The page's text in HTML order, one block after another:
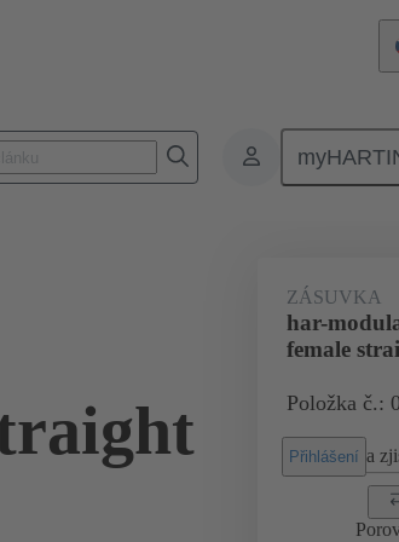
Produkty Připojení
ZÁSUVKA
har-
female
Položka č.:
Přihlášení a